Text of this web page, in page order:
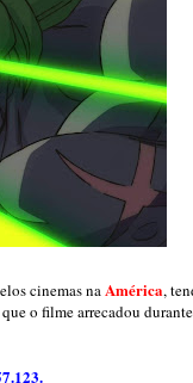
cinemas na América,
o filme arrecadou durante